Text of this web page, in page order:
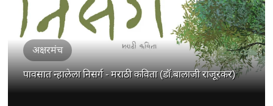
अक्षरमंच
पावसात न्हालेला निसर्ग - मराठी कविता (डॉ.बालाजी राजूरकर)